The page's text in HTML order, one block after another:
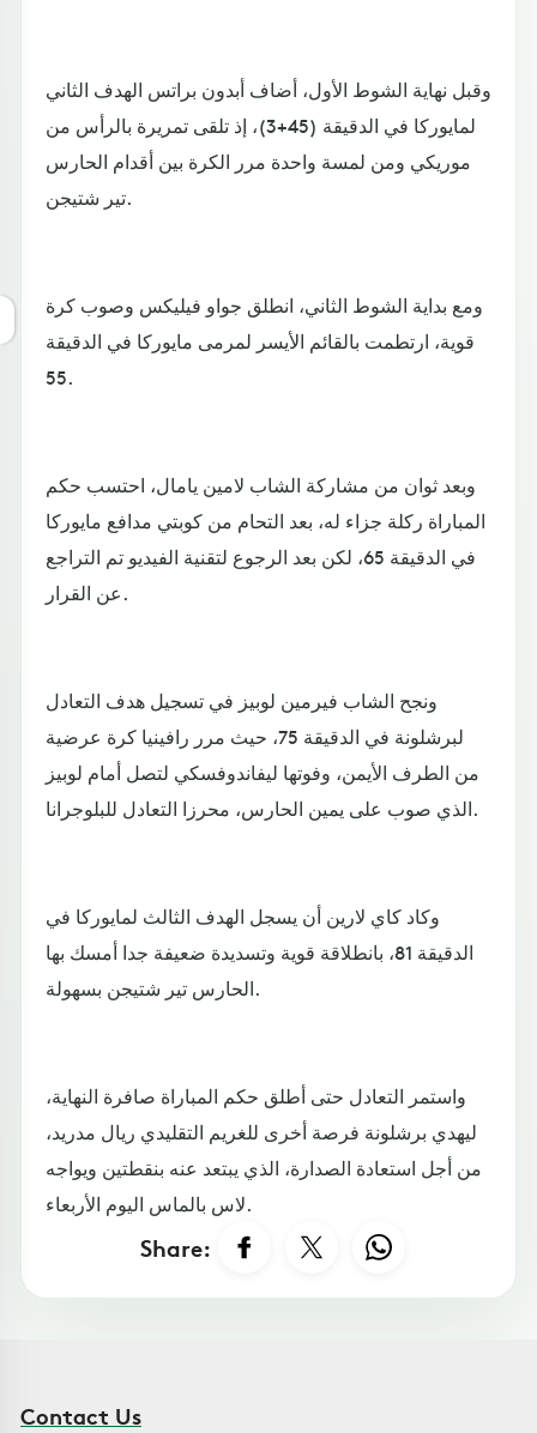
وقبل نهاية الشوط الأول، أضاف أبدون براتس الهدف الثاني
لمايوركا في الدقيقة (45+3)، إذ تلقى تمريرة بالرأس من
موريكي ومن لمسة واحدة مرر الكرة بين أقدام الحارس
تير شتيجن.
ومع بداية الشوط الثاني، انطلق جواو فيليكس وصوب كرة
قوية، ارتطمت بالقائم الأيسر لمرمى مايوركا في الدقيقة
55.
وبعد ثوان من مشاركة الشاب لامين يامال، احتسب حكم
المباراة ركلة جزاء له، بعد التحام من كوبتي مدافع مايوركا
في الدقيقة 65، لكن بعد الرجوع لتقنية الفيديو تم التراجع
عن القرار.
ونجح الشاب فيرمين لوبيز في تسجيل هدف التعادل
لبرشلونة في الدقيقة 75، حيث مرر رافينيا كرة عرضية
من الطرف الأيمن، وفوتها ليفاندوفسكي لتصل أمام لوبيز
الذي صوب على يمين الحارس، محرزا التعادل للبلوجرانا.
وكاد كاي لارين أن يسجل الهدف الثالث لمايوركا في
الدقيقة 81، بانطلاقة قوية وتسديدة ضعيفة جدا أمسك بها
الحارس تير شتيجن بسهولة.
واستمر التعادل حتى أطلق حكم المباراة صافرة النهاية،
ليهدي برشلونة فرصة أخرى للغريم التقليدي ريال مدريد،
من أجل استعادة الصدارة، الذي يبتعد عنه بنقطتين ويواجه
لاس بالماس اليوم الأربعاء.
Share:
Contact Us